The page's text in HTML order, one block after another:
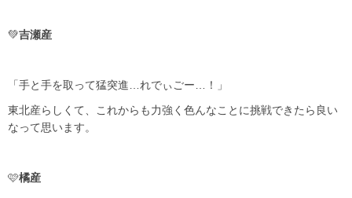
💚吉瀬産
「手と手を取って猛突進…れでぃごー…！」
東北産らしくて、これからも力強く色んなことに挑戦できたら良い
なって思います。
🩷橘産